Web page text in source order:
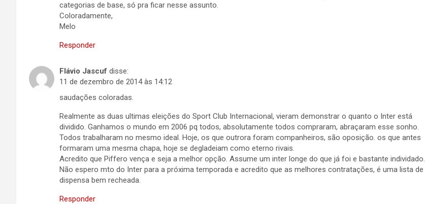
categorias de base, só pra ficar nesse assunto.
Coloradamente,
Melo
Responder
Flávio Jascuf disse:
11 de dezembro de 2014 às 14:12
saudações coloradas.
Realmente as duas ultimas eleições do Sport Club Internacional, vieram demonstrar o quanto o Inter está
dividido. Ganhamos o mundo em 2006 pq todos, absolutamente todos compraram, abraçaram esse sonho.
Todos trabalharam no mesmo ideal. Hoje, os que outrora foram companheiros, são oposição. os que antes
formaram uma mesma chapa, hoje se degladeiam como eterno rivais.
Acredito que Piffero vença e seja a melhor opção. Assume um inter longe do que já foi e bastante individado.
Não espero mto do Inter para a próxima temporada e acredito que as melhores contratações, é uma lista de
dispensa bem recheada.
Responder